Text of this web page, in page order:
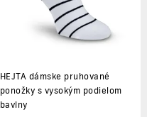
HEJTA dámske pruhované
ponožky s vysokým podielom
bavlny